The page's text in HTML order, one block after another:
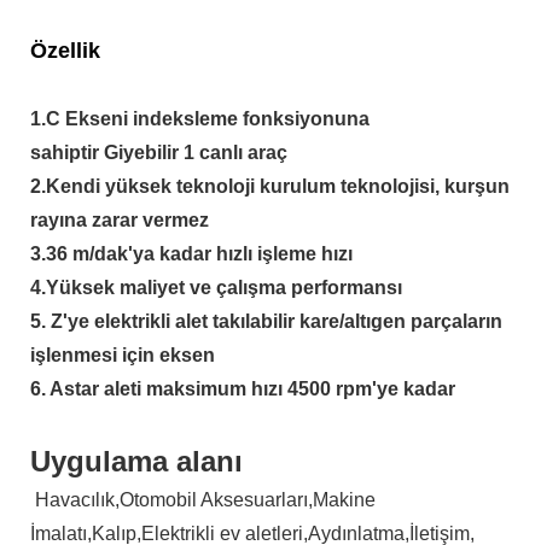
Özellik
1.C Ekseni indeksleme fonksiyonuna
sahiptir Giyebilir 1 canlı araç
2.Kendi yüksek teknoloji kurulum teknolojisi, kurşun
rayına zarar vermez
3.36 m/dak'ya kadar hızlı işleme hızı
4.Yüksek maliyet ve çalışma performansı
5. Z'ye elektrikli alet takılabilir kare/altıgen parçaların
işlenmesi için eksen
6. Astar aleti maksimum hızı 4500 rpm'ye kadar
Uygulama alanı
Havacılık,Otomobil Aksesuarları,Makine
İmalatı,Kalıp,Elektrikli ev aletleri,Aydınlatma,İletişim,